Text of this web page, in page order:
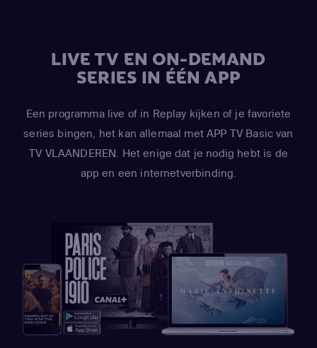
LIVE TV EN ON-DEMAND
SERIES IN ÉÉN APP
Een programma live of in Replay kijken of je favoriete
series bingen, het kan allemaal met APP TV Basic van
TV VLAANDEREN. Het enige dat je nodig hebt is de
app en een internetverbinding.